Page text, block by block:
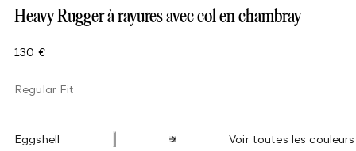
Heavy Rugger à rayures avec col en chambray
130 €
Regular Fit
Eggshell Voir toutes les couleurs